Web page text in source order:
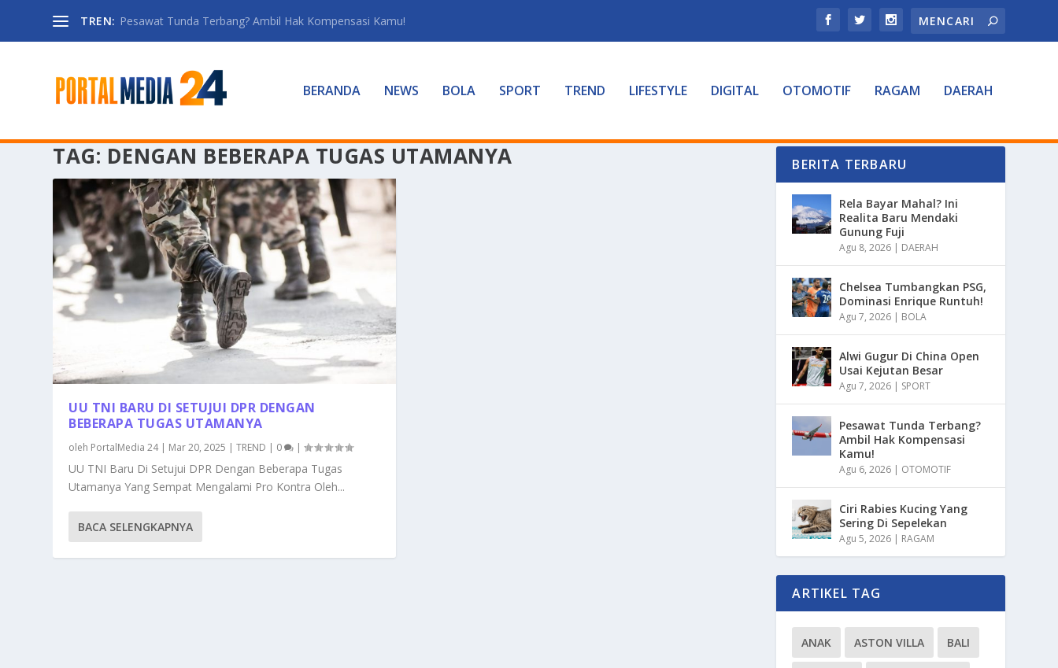
TREN: Pesawat Tunda Terbang? Ambil Hak Kompensasi Kamu!
BERANDA NEWS BOLA SPORT TREND LIFESTYLE DIGITAL OTOMOTIF RAGAM DAERAH
TAG: DENGAN BEBERAPA TUGAS UTAMANYA
UU TNI BARU DI SETUJUI DPR DENGAN
BEBERAPA TUGAS UTAMANYA
oleh PortalMedia 24| Mar 20, 2025 |TREND 0 |
UU TNI Baru Di Setujui DPR Dengan Beberapa Tugas
Utamanya Yang Sempat Mengalami Pro Kontra Oleh...
BACA SELENGKAPNYA
BERITA TERBARU
Rela Bayar Mahal? Ini
Realita Baru Mendaki
Gunung Fuji
Agu 8, 2026 | DAERAH
Chelsea Tumbangkan PSG,
Dominasi Enrique Runtuh!
Agu 7, 2026 | BOLA
Alwi Gugur Di China Open
Usai Kejutan Besar
Agu 7, 2026 | SPORT
Pesawat Tunda Terbang?
Ambil Hak Kompensasi
Kamu!
Agu 6, 2026 | OTOMOTIF
Ciri Rabies Kucing Yang
Sering Di Sepelekan
Agu 5, 2026 | RAGAM
ARTIKEL TAG
ANAK ASTON VILLA BALI